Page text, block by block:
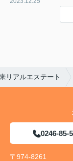
リアルエステート
0246-85-
〒974-8261